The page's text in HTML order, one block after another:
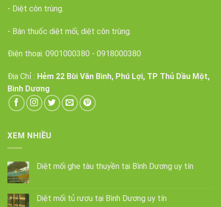
- Diệt côn trùng.
- Bán thuốc diệt mối, diệt côn trùng.
Điện thoại: 0901000380 - 0918000380
Địa Chỉ : Hẻm 22 Bùi Văn Bình, Phú Lợi, TP Thủ Dầu Một,
Bình Dương
XEM NHIỀU
Diệt mối ghe tàu thuyền tại Bình Dương uy tín
Diệt mối tủ rượu tại Bình Dương uy tín